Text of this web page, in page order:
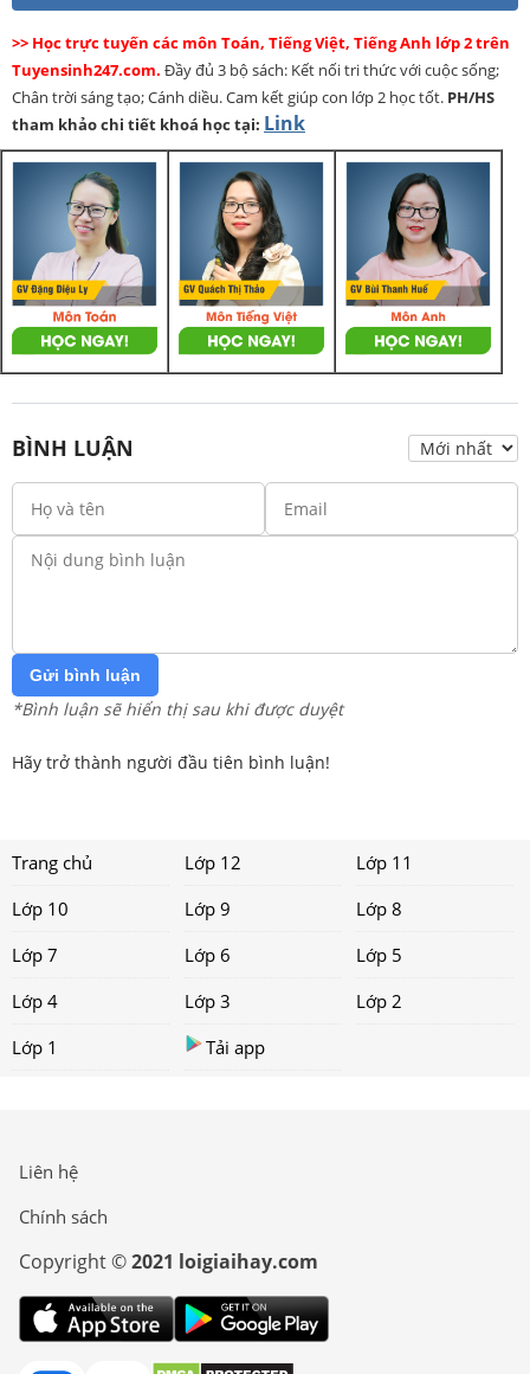
>> Học trực tuyến các môn Toán, Tiếng Việt, Tiếng Anh lớp 2 trên
Tuyensinh247.com. Đầy đủ 3 bộ sách: Kết nối tri thức với cuộc sống;
Chân trời sáng tạo; Cánh diều. Cam kết giúp con lớp 2 học tốt. PH/HS
tham khảo chi tiết khoá học tại: Link
BÌNH LUẬN
Gửi bình luận
*Bình luận sẽ hiển thị sau khi được duyệt
Hãy trở thành người đầu tiên bình luận!
Trang chủ Lớp 12
Lớp 11
Lớp 10
Lớp 9
Lớp 8
Lớp 7
Lớp 6
Lớp 5
Lớp 4
Lớp 3
Lớp 2
Lớp 1
Tải app
Liên hệ
Chính sách
Copyright ©2021 loigiaihay.com